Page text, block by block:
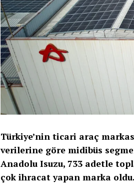
Türkiye’nin ticari araç
verilerine göre midibüs
Anadolu Isuzu, 733 adetle
çok ihracat yapan marka oldu.